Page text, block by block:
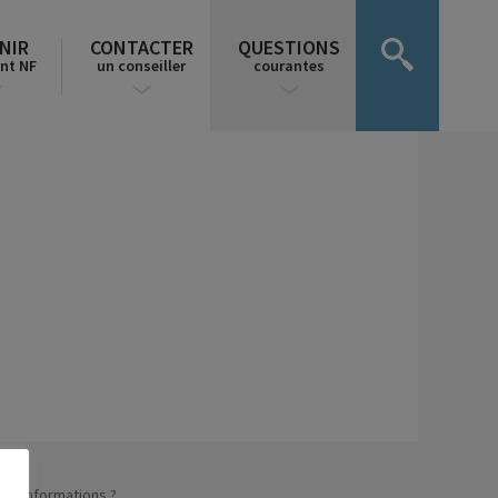
NF
CONTACTER
un conseiller
QUESTIONS
courantes